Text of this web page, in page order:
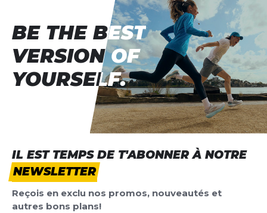
IL EST TEMPS DE T'ABONNER À NOTRE
NEWSLETTER
Reçois en exclu nos promos, nouveautés et
autres bons plans!
BE THE BEST
VERSION OF
YOURSELF.
BE THE BEST
VERSION OF
YOURSELF.